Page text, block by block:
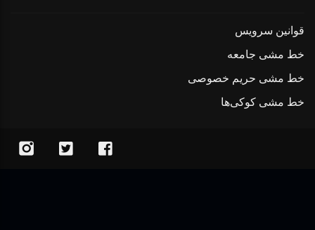
قوانین سرویس
خط مشی جامعه
خط مشی حریم خصوصی
خط مشی کوکی‌ها